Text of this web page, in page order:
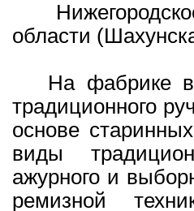
области
На фабрике в
традиционного
основе
виды
ажурного и
ремизной